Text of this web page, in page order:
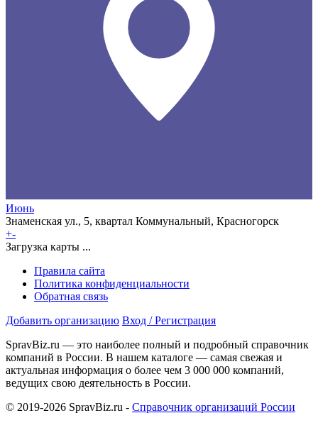
Июнь
Знаменская ул., 5, квартал Коммунальный, Красногорск
+-
Загрузка карты ...
Правила сайта
Политика конфиденциальности
Обратная связь
Добавить организацию Вход / Регистрация
SpravBiz.ru — это наиболее полный и подробный справочник
компаний в России. В нашем каталоге — самая свежая и
актуальная информация о более чем 3 000 000 компаний,
ведущих свою деятельность в России.
© 2019-2026 SpravBiz.ru - Справочник организаций России